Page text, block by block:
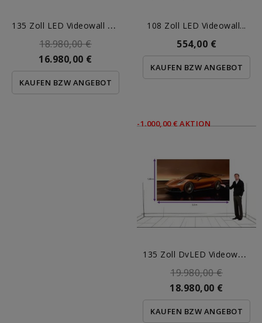
1
35 Zoll LED Videowall P1.56
18.980,00 €
16.980,00 €
KAUFEN BZW ANGEBOT
108 Zoll LED Videowall...
554,00 €
KAUFEN BZW ANGEBOT
-1.000,00 € AKTION
1
35 Zoll DvLED Videowall 5qm
19.980,00 €
18.980,00 €
KAUFEN BZW ANGEBOT